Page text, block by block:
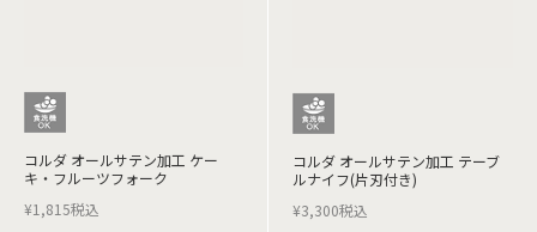
コルダ オールサテン加工 ケー
キ・フルーツフォーク
¥1,815税込
コルダ オールサテン加工 テーブ
ルナイフ(片刃付き)
¥3,300税込